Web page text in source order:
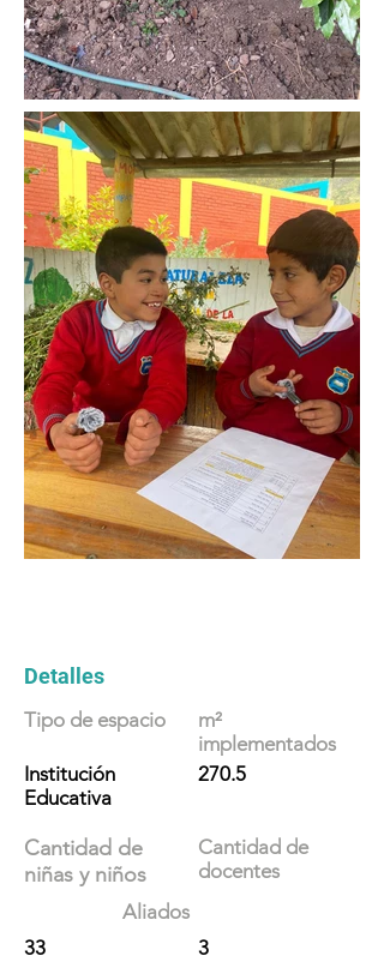
Detalles
Tipo de espacio
Institución
Educativa
Cantidad de
niñas y niños
m²
implementados
270.5
Cantidad de
docentes
Aliados
33
3